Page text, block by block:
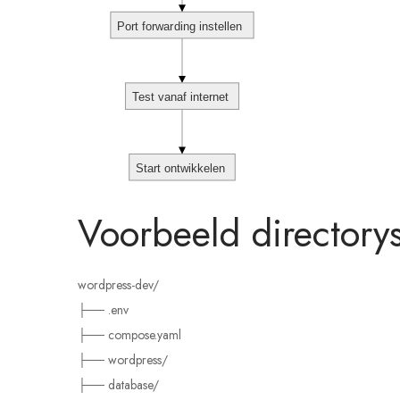
Port forwarding instellen
Test vanaf internet
Start ontwikkelen
Voorbeeld
wordpress-dev/
├── .env
├── compose.yaml
├── wordpress/
├── database/